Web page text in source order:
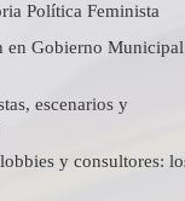
Política Feminista
en Gobierno Municipal
escenarios y
y consultores: